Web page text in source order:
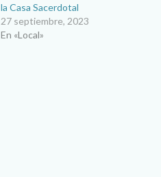
la Casa Sacerdotal
27 septiembre, 2023
En «Local»